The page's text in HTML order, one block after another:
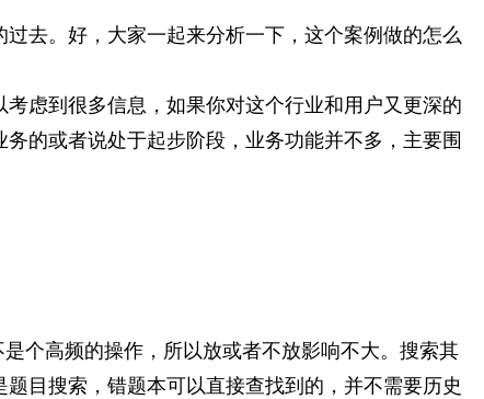
去。好，大家一起来分析一下，这个案例做的怎么
虑到很多信息，如果你对这个行业和用户又更深的
的或者说处于起步阶段，业务功能并不多，主要围
个高频的操作，所以放或者不放影响不大。搜索其
目搜索，错题本可以直接查找到的，并不需要历史